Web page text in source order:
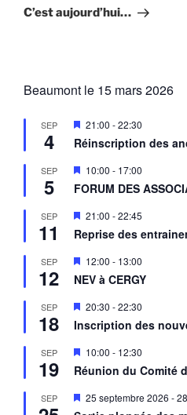
suivant
C’est aujourd’hui…
Beaumont le 15 mars 2026
SEP
4
M
i
s
n
a
a
t
21:00 -22:30
Réinscription des
SEP
5
M
i
s
n
a
v
a
t
10:00 - 17:00
FORUM DES
SEP
11
M
s
n
a
a
t
21:00 -22:45
Reprise des
SEP
12
M
i
s
n
a
a
t
12:00 - 13:00
NEV à CERGY
SEP
18
M
s
n
a
a
20:30 -22:30
Inscription des
SEP
19
M
i
s
n
10:00 - 12:30
Réunion du Comité
SEP
M
25 septembre 2026 -